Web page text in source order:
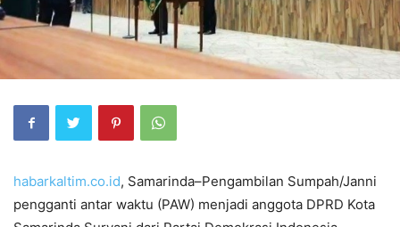
habarkaltim.co.id, Samarinda–Pengambilan Sumpah/Janni
pengganti antar waktu (PAW) menjadi anggota DPRD Kota